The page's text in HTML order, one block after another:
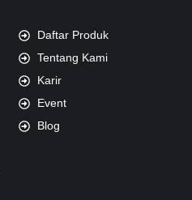
Daftar Produk
Tentang Kami
Karir
Event
Blog